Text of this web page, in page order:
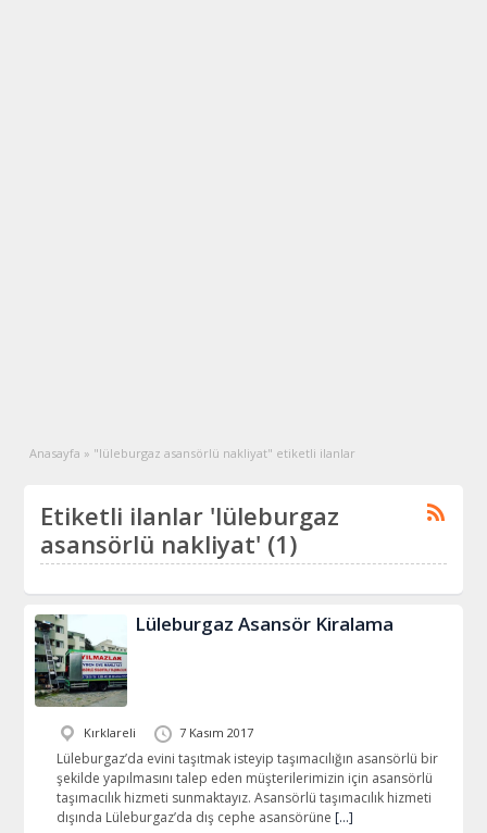
Anasayfa » "lüleburgaz asansörlü nakliyat" etiketli ilanlar
Etiketli ilanlar 'lüleburgaz
asansörlü nakliyat' (1)
Lüleburgaz Asansör Kiralama
Kırklareli 7 Kasım 2017
Lüleburgaz’da evini taşıtmak isteyip taşımacılığın asansörlü bir
şekilde yapılmasını talep eden müşterilerimizin için asansörlü
taşımacılık hizmeti sunmaktayız. Asansörlü taşımacılık hizmeti
dışında Lüleburgaz’da dış cephe asansörüne […]